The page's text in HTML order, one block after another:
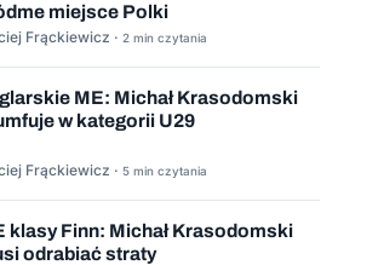
miejsce Polki
Frąckiewicz · 2 min czytania
ME: Michał Krasodomski
w kategorii U29
Frąckiewicz · 5 min czytania
klasy Finn: Michał Krasodomski
odrabiać straty